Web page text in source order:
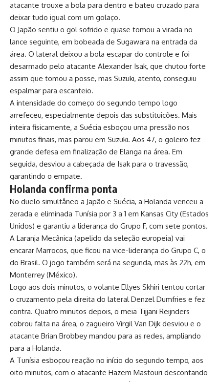
atacante trouxe a bola para dentro e bateu cruzado para
deixar tudo igual com um golaço.
O Japão sentiu o gol sofrido e quase tomou a virada no
lance seguinte, em bobeada de Sugawara na entrada da
área. O lateral deixou a bola escapar do controle e foi
desarmado pelo atacante Alexander Isak, que chutou forte
assim que tomou a posse, mas Suzuki, atento, conseguiu
espalmar para escanteio.
A intensidade do começo do segundo tempo logo
arrefeceu, especialmente depois das substituições. Mais
inteira fisicamente, a Suécia esboçou uma pressão nos
minutos finais, mas parou em Suzuki. Aos 47, o goleiro fez
grande defesa em finalização de Elanga na área. Em
seguida, desviou a cabeçada de Isak para o travessão,
garantindo o empate.
Holanda confirma ponta
No duelo simultâneo a Japão e Suécia, a Holanda venceu a
zerada e eliminada Tunísia por 3 a 1 em Kansas City (Estados
Unidos) e garantiu a liderança do Grupo F, com sete pontos.
A Laranja Mecânica (apelido da seleção europeia) vai
encarar Marrocos, que ficou na vice-liderança do Grupo C, o
do Brasil. O jogo também será na segunda, mas às 22h, em
Monterrey (México).
Logo aos dois minutos, o volante Ellyes Skhiri tentou cortar
o cruzamento pela direita do lateral Denzel Dumfries e fez
contra. Quatro minutos depois, o meia Tijjani Reijnders
cobrou falta na área, o zagueiro Virgil Van Dijk desviou e o
atacante Brian Brobbey mandou para as redes, ampliando
para a Holanda.
A Tunísia esboçou reação no início do segundo tempo, aos
oito minutos, com o atacante Hazem Mastouri descontando